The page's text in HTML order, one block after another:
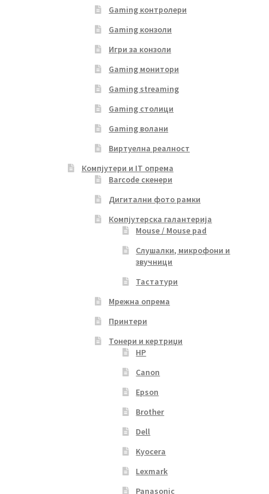
Gaming контролери
Gaming конзоли
Игри за конзоли
Gaming монитори
Gaming streaming
Gaming столици
Gaming волани
Виртуелна реалност
Компјутери и IT опрема
Barcode скенери
Дигитални фото рамки
Компјутерска галантерија
Mouse / Mouse pad
Слушалки, микрофони и
звучници
Тастатури
Мрежна опрема
Принтери
Тонери и кертриџи
HP
Canon
Epson
Brother
Dell
Kyocera
Lexmark
Panasonic